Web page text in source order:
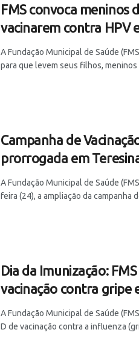
FMS convoca meninos
vacinarem contra HPV
A Fundação Municipal de Saúde
para que levem seus filhos, meninos
Campanha de
prorrogada em
A Fundação Municipal de Saúde
feira (24), a ampliação da campanha
Dia da Imunização:
vacinação contra gripe
A Fundação Municipal de Saúde
D de vacinação contra a influenza